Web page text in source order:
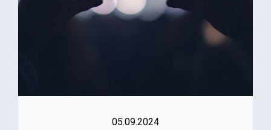
05.09.2024